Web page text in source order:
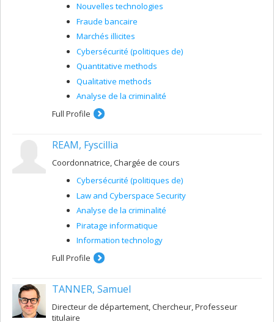
Nouvelles technologies
Fraude bancaire
Marchés illicites
Cybersécurité (politiques de)
Quantitative methods
Qualitative methods
Analyse de la criminalité
Full Profile
REAM, Fyscillia
Coordonnatrice, Chargée de cours
Cybersécurité (politiques de)
Law and Cyberspace Security
Analyse de la criminalité
Piratage informatique
Information technology
Full Profile
TANNER, Samuel
Directeur de département, Chercheur, Professeur
titulaire